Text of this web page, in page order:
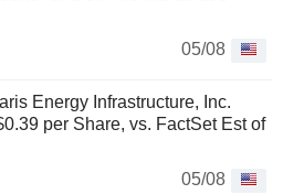
05/08
Energy Infrastructure, Inc.
per Share, vs. FactSet Est of
05/08